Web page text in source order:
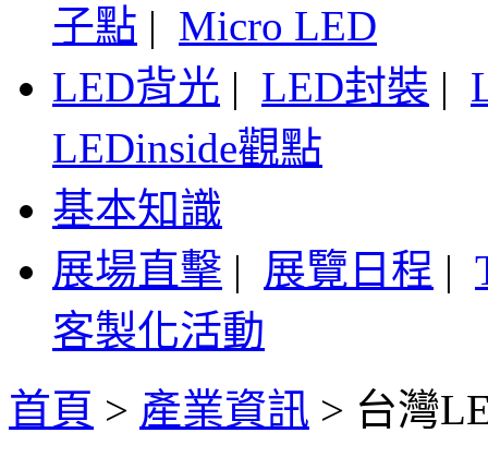
子點 | Micro LED
LED背光 | LED封裝 |
LEDinside觀點
基本知識
展場直擊 | 展覽日程 |
客製化活動
首頁 > 產業資訊 > 台灣